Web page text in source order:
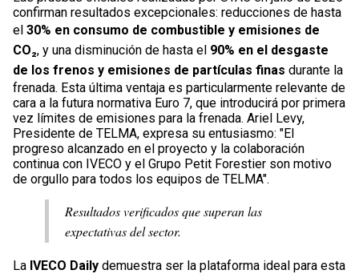
confirman resultados excepcionales: reducciones de hasta
el 30% en consumo de combustible y emisiones de
CO₂, y una disminución de hasta el 90% en el desgaste
de los frenos y emisiones de partículas finas durante la
frenada. Esta última ventaja es particularmente relevante de
cara a la futura normativa Euro 7, que introducirá por primera
vez límites de emisiones para la frenada. Ariel Levy,
Presidente de TELMA, expresa su entusiasmo: "El
progreso alcanzado en el proyecto y la colaboración
continua con IVECO y el Grupo Petit Forestier son motivo
de orgullo para todos los equipos de TELMA".
Resultados verificados que superan las
expectativas del sector.
La IVECO Daily demuestra ser la plataforma ideal para esta